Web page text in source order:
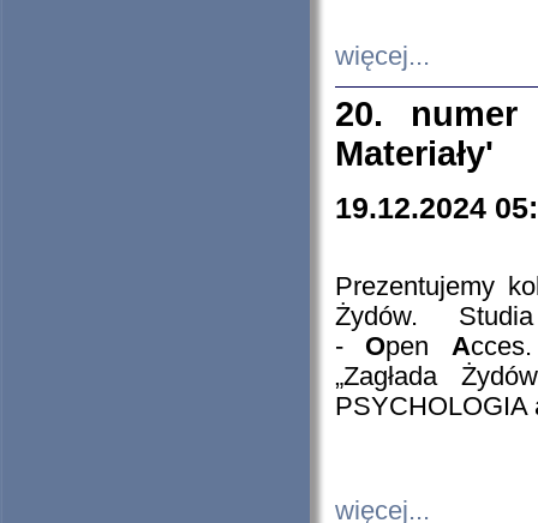
więcej...
20. numer
Materiały'
19.12.2024
Prezentujemy
Żydów.
- Open A
„Zagłada
PSYCHOLOGIA
więcej...